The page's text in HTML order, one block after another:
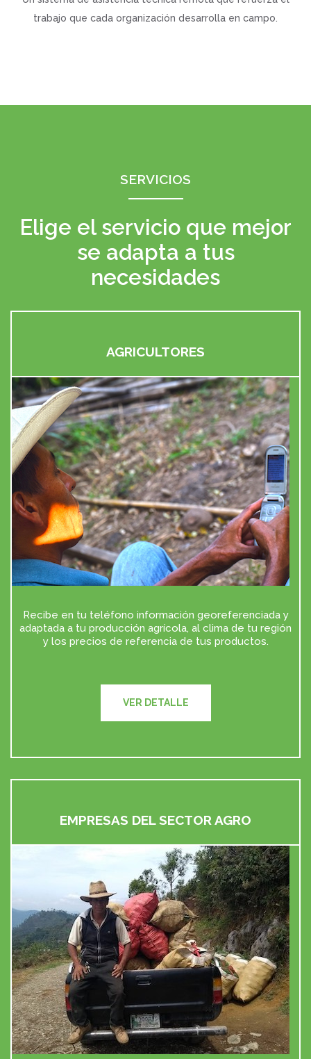
trabajo que cada organización desarrolla en campo.
SERVICIOS
Elige el servicio que mejor
se adapta a tus
necesidades
AGRICULTORES
Recibe en tu teléfono información georeferenciada y
adaptada a tu producción agrícola, al clima de tu región
y los precios de referencia de tus productos.
EMPRESAS DEL SECTOR AGRO